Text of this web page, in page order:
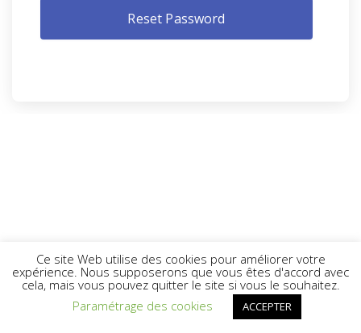
Ce site Web utilise des cookies pour améliorer votre
expérience. Nous supposerons que vous êtes d'accord avec
cela, mais vous pouvez quitter le site si vous le souhaitez.
Paramétrage des cookies
ACCEPTER